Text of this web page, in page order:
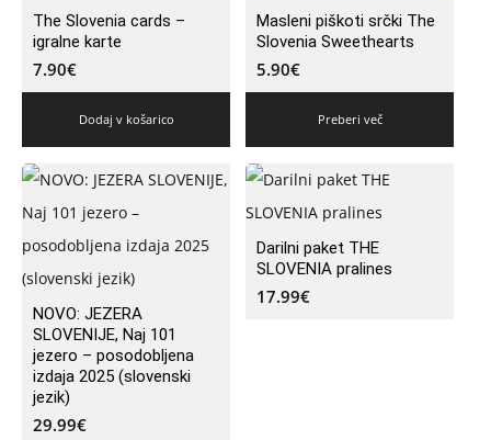
The Slovenia cards –
igralne karte
7.90€
Dodaj v košarico
Masleni piškoti srčki The
Slovenia Sweethearts
5.90€
Preberi več
NOVO: JEZERA
SLOVENIJE, Naj 101
jezero – posodobljena
izdaja 2025 (slovenski
jezik)
29.99€
Darilni paket THE
SLOVENIA pralines
17.99€